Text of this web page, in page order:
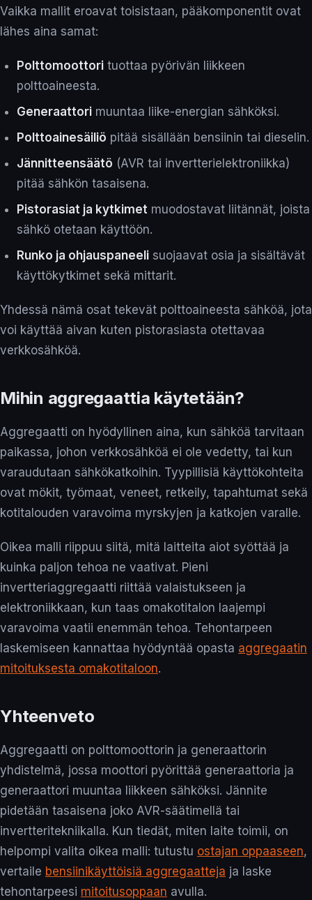
Vaikka mallit eroavat toisistaan, pääkomponentit ovat
lähes aina samat:
Polttomoottori tuottaa pyörivän liikkeen
polttoaineesta.
Generaattori muuntaa liike-energian sähköksi.
Polttoainesäiliö pitää sisällään bensiinin tai dieselin.
Jännitteensäätö (AVR tai invertterielektroniikka)
pitää sähkön tasaisena.
Pistorasiat ja kytkimet muodostavat liitännät, joista
sähkö otetaan käyttöön.
Runko ja ohjauspaneeli suojaavat osia ja sisältävät
käyttökytkimet sekä mittarit.
Yhdessä nämä osat tekevät polttoaineesta sähköä, jota
voi käyttää aivan kuten pistorasiasta otettavaa
verkkosähköä.
Mihin aggregaattia käytetään?
Aggregaatti on hyödyllinen aina, kun sähköä tarvitaan
paikassa, johon verkkosähköä ei ole vedetty, tai kun
varaudutaan sähkökatkoihin. Tyypillisiä käyttökohteita
ovat mökit, työmaat, veneet, retkeily, tapahtumat sekä
kotitalouden varavoima myrskyjen ja katkojen varalle.
Oikea malli riippuu siitä, mitä laitteita aiot syöttää ja
kuinka paljon tehoa ne vaativat. Pieni
invertteriaggregaatti riittää valaistukseen ja
elektroniikkaan, kun taas omakotitalon laajempi
varavoima vaatii enemmän tehoa. Tehontarpeen
laskemiseen kannattaa hyödyntää opasta aggregaatin
mitoituksesta omakotitaloon.
Yhteenveto
Aggregaatti on polttomoottorin ja generaattorin
yhdistelmä, jossa moottori pyörittää generaattoria ja
generaattori muuntaa liikkeen sähköksi. Jännite
pidetään tasaisena joko AVR-säätimellä tai
invertteritekniikalla. Kun tiedät, miten laite toimii, on
helpompi valita oikea malli: tutustu ostajan oppaaseen,
vertaile bensiinikäyttöisiä aggregaatteja ja laske
tehontarpeesi mitoitusoppaan avulla.